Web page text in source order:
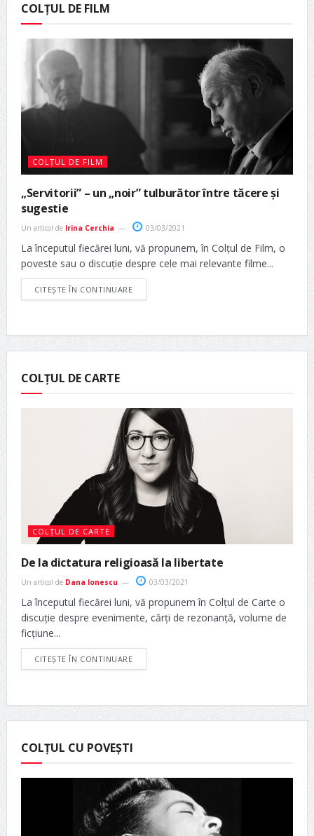
COLȚUL DE FILM
COLȚUL DE FILM
„Servitorii” – un „noir” tulburător între tăcere și
sugestie
Un articol de Irina Cerchia 03/03/2021
La începutul fiecărei luni, vă propunem, în Colțul de Film, o
poveste sau o discuție despre cele mai relevante filme...
CITEȘTE ÎN CONTINUARE
COLȚUL DE CARTE
COLȚUL DE CARTE
De la dictatura religioasă la libertate
Un articol de Dana Ionescu 03/03/2021
La începutul fiecărei luni, vă propunem în Colțul de Carte o
discuție despre evenimente, cărți de rezonanță, volume de
ficțiune...
CITEȘTE ÎN CONTINUARE
COLȚUL CU POVEȘTI